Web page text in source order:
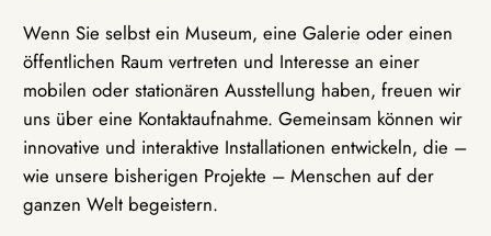
Wenn Sie selbst ein Museum, eine Galerie oder einen
öffentlichen Raum vertreten und Interesse an einer
mobilen oder stationären Ausstellung haben, freuen wir
uns über eine Kontaktaufnahme. Gemeinsam können wir
innovative und interaktive Installationen entwickeln, die –
wie unsere bisherigen Projekte – Menschen auf der
ganzen Welt begeistern.